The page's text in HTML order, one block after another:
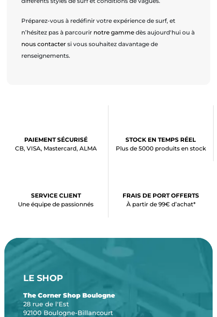
Préparez-vous à redéfinir votre expérience de surf, et
n’hésitez pas à parcourir notre gamme dès aujourd'hui ou à
nous contacter si vous souhaitez davantage de
renseignements.
PAIEMENT SÉCURISÉ
CB, VISA, Mastercard, ALMA
STOCK EN TEMPS RÉEL
Plus de 5000 produits en stock
SERVICE CLIENT
Une équipe de passionnés
FRAIS DE PORT OFFERTS
À partir de 99€ d’achat*
LE SHOP
The Corner Shop Boulogne
28 rue de l'Est
92100 Boulogne-Billancourt